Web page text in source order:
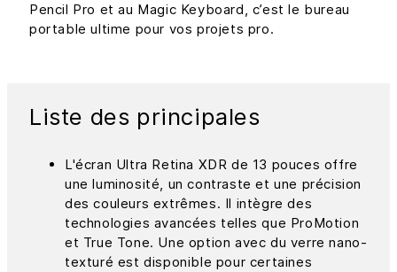
Pencil Pro et au Magic Keyboard, c’est le bureau
portable ultime pour vos projets pro.
Liste des principales
L'écran Ultra Retina XDR de 13 pouces offre
une luminosité, un contraste et une précision
des couleurs extrêmes. Il intègre des
technologies avancées telles que ProMotion
et True Tone. Une option avec du verre nano-
texturé est disponible pour certaines